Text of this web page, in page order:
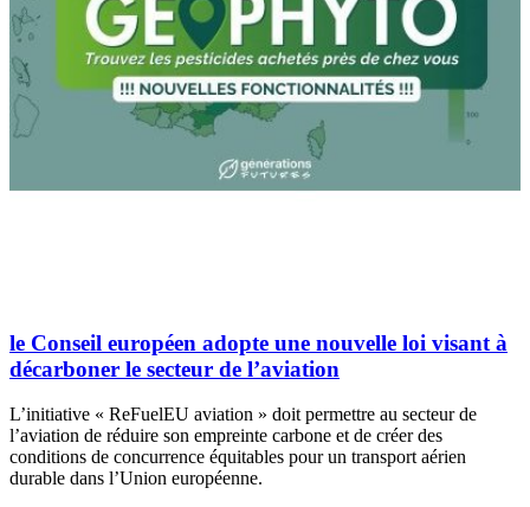
le Conseil européen adopte une nouvelle loi visant à
décarboner le secteur de l’aviation
L’initiative « ReFuelEU aviation » doit permettre au secteur de
l’aviation de réduire son empreinte carbone et de créer des
conditions de concurrence équitables pour un transport aérien
durable dans l’Union européenne.